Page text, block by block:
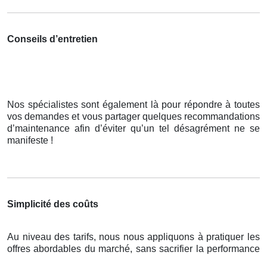
Conseils d’entretien
Nos spécialistes sont également là pour répondre à toutes
vos demandes et vous partager quelques recommandations
d’maintenance afin d’éviter qu’un tel désagrément ne se
manifeste !
Simplicité des coûts
Au niveau des tarifs, nous nous appliquons à pratiquer les
offres abordables du marché, sans sacrifier la performance